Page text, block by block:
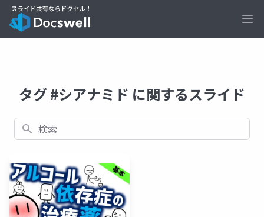
タグ #シアナミド に関するスライド
検索